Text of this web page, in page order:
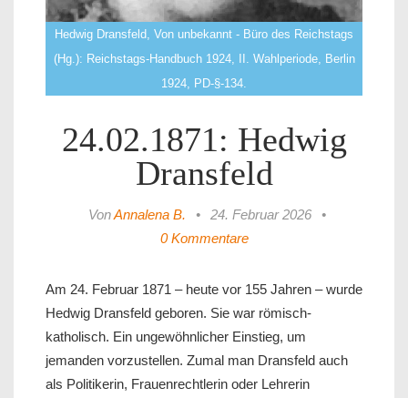
Hedwig Dransfeld, Von unbekannt - Büro des Reichstags
(Hg.): Reichstags-Handbuch 1924, II. Wahlperiode, Berlin
1924, PD-§-134.
24.02.1871: Hedwig
Dransfeld
VonAnnalena B. • 24. Februar 2026
•
0 Kommentare
Am 24. Februar 1871 – heute vor 155 Jahren – wurde
Hedwig Dransfeld geboren. Sie war römisch-
katholisch. Ein ungewöhnlicher Einstieg, um
jemanden vorzustellen. Zumal man Dransfeld auch
als Politikerin, Frauenrechtlerin oder Lehrerin